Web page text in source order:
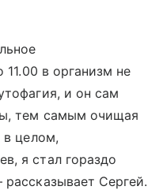
11.00 в организм не
и он сам
тем самым очищая
в целом,
я стал гораздо
Сергей.